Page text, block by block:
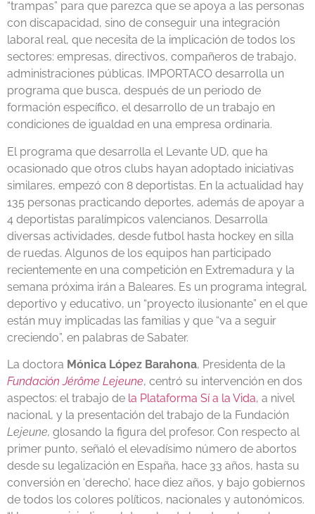
“trampas” para que parezca que se apoya a las personas
con discapacidad, sino de conseguir una integración
laboral real, que necesita de la implicación de todos los
sectores: empresas, directivos, compañeros de trabajo,
administraciones públicas. IMPORTACO desarrolla un
programa que busca, después de un periodo de
formación específico, el desarrollo de un trabajo en
condiciones de igualdad en una empresa ordinaria.
El programa que desarrolla el Levante UD, que ha
ocasionado que otros clubs hayan adoptado iniciativas
similares, empezó con 8 deportistas. En la actualidad hay
135 personas practicando deportes, además de apoyar a
4 deportistas paralímpicos valencianos. Desarrolla
diversas actividades, desde futbol hasta hockey en silla
de ruedas. Algunos de los equipos han participado
recientemente en una competición en Extremadura y la
semana próxima irán a Baleares. Es un programa integral,
deportivo y educativo, un “proyecto ilusionante” en el que
están muy implicadas las familias y que “va a seguir
creciendo”, en palabras de Sabater.
La doctora Mónica López Barahona, Presidenta de la
Fundación Jérôme Lejeune, centró su intervención en dos
aspectos: el trabajo de la Plataforma Sí a la Vida, a nivel
nacional, y la presentación del trabajo de la Fundación
Lejeune, glosando la figura del profesor. Con respecto al
primer punto, señaló el elevadísimo número de abortos
desde su legalización en España, hace 33 años, hasta su
conversión en ‘derecho’, hace diez años, y bajo gobiernos
de todos los colores políticos, nacionales y autonómicos.